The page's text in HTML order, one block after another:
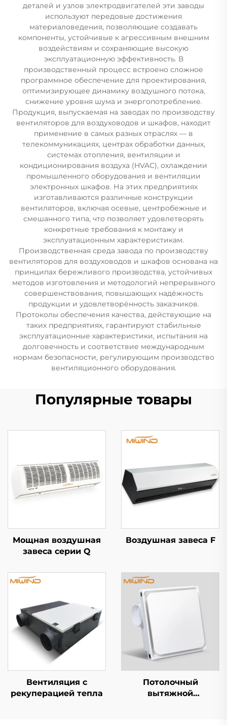
деталей и узлов электродвигателей эти заводы
используют передовые достижения
материаловедения, позволяющие создавать
компоненты, устойчивые к агрессивным внешним
воздействиям и сохраняющие высокую
эксплуатационную эффективность. В
производственный процесс встроено сложное
программное обеспечение для проектирования,
оптимизирующее динамику воздушного потока,
снижение уровня шума и энергопотребление.
Продукция, выпускаемая на заводах по производству
вентиляторов для воздуховодов и шкафов, находит
применение в самых разных отраслях — в
телекоммуникациях, центрах обработки данных,
системах отопления, вентиляции и
кондиционирования воздуха (HVAC), охлаждении
промышленного оборудования и вентиляции
электронных шкафов. На этих предприятиях
изготавливаются различные конструкции
вентиляторов, включая осевые, центробежные и
смешанного типа, что позволяет удовлетворять
конкретные требования к монтажу и
эксплуатационным характеристикам.
Производственная среда завода по производству
вентиляторов для воздуховодов и шкафов основана на
принципах бережливого производства, устойчивых
методов изготовления и методологий непрерывного
совершенствования, повышающих надёжность
продукции и удовлетворённость заказчиков.
Протоколы обеспечения качества, действующие на
таких предприятиях, гарантируют стабильные
эксплуатационные характеристики, испытания на
долговечность и соответствие международным
нормам безопасности, регулирующим производство
вентиляционного оборудования.
Популярные товары
Мощная воздушная
завеса серии Q
Воздушная завеса F
Вентиляция с
рекуперацией тепла
Потолочный
вытяжной